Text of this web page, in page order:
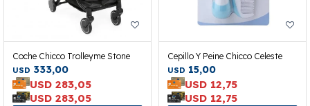
Coche Chicco Trolleyme Stone
USD 333,00
USD 283,05
USD 283,05
Cepillo Y Peine Chicco Celeste
USD 15,00
USD 12,75
USD 12,75